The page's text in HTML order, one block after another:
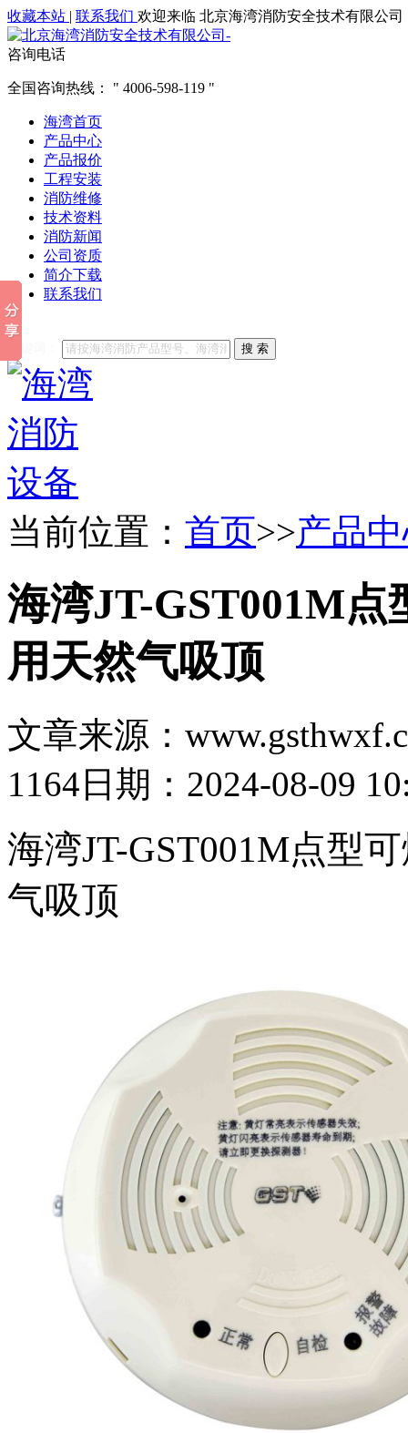
收藏本站 | 联系我们 欢迎来临 北京海湾消防安全技术有限公司
咨询电话
全国咨询热线： 4006-598-119
海湾首页
产品中心
产品报价
工程安装
消防维修
技术资料
消防新闻
公司资质
简介下载
联系我们
他们都在搜索:
搜 索
当前位置： 首页>>产品
海湾JT-GST001M
用天然气吸顶
文章来源：
1164 日期：2024-08-09
海湾JT-GST001M点型
气吸顶